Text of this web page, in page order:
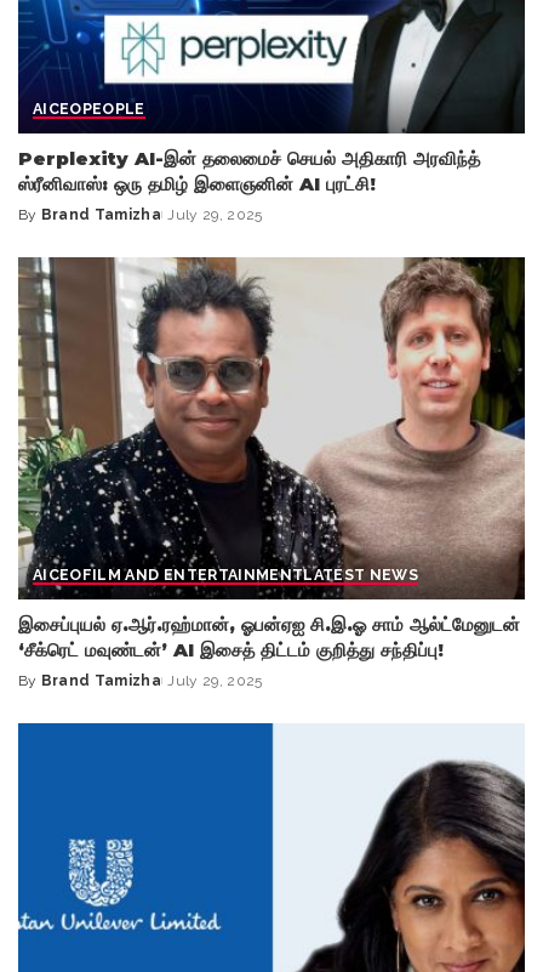
AI CEOPEOPLE
Perplexity AI-இன் தலைமைச் செயல் அதிகாரி அரவிந்த்
ஸ்ரீனிவாஸ்: ஒரு தமிழ் இளைஞனின் AI புரட்சி!
Posted
By Brand Tamizha July 29, 2025
AI CEOFILM AND ENTERTAINMENTLATEST NEWS
இசைப்புயல் ஏ.ஆர்.ரஹ்மான், ஓபன்ஏஐ சி.இ.ஓ சாம் ஆல்ட்மேனுடன்
‘சீக்ரெட் மவுண்டன்’ AI இசைத் திட்டம் குறித்து சந்திப்பு!
Posted
By Brand Tamizha July 29, 2025